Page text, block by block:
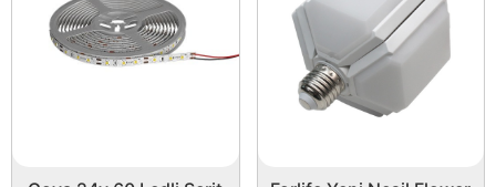
göstererek bahçe, teras veya balkon gibi alanlarda
mükemmel bir seçenek oluşturur. Ürünün 3000K gün
ışığı rengi ile mekanlarda hoş bir atmosfer yaratırken,
8000 lümen seviyesinde sunduğu yüksek ışık akışıyla
karanlık alanların aydınlatılması konusundaki başarısı